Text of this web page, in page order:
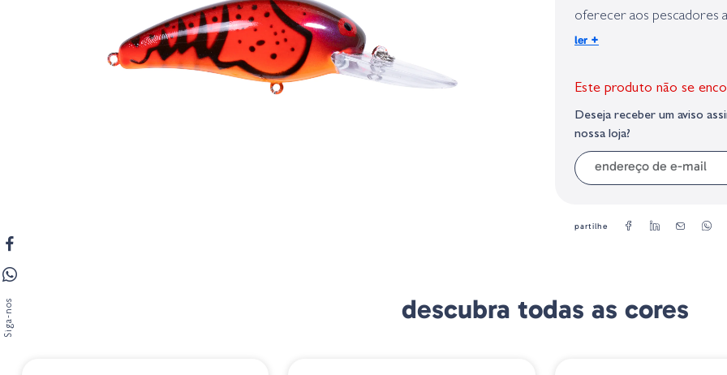
oferecer aos pescadores
com um perfil mais longo
uma ação de balanço
design do bico
facilidade, o que é
doca onde os bass
incrivelmente afiados, a
sucesso dos pescadores.
BMB07A
ler +
Este produto não se
Deseja receber um aviso
nossa loja?
partilhe
descubra todas as cores
Siga-nos